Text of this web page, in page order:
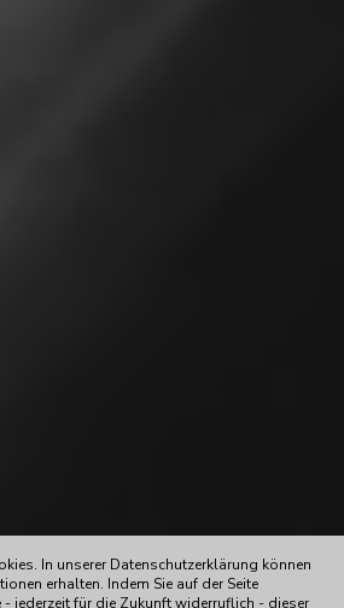
In unserer Datenschutzerklärung können
erhalten. Indem Sie auf der Seite
- jederzeit für die Zukunft widerruflich - dieser